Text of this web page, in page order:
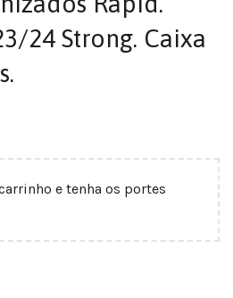
24 Strong. Caixa
e tenha os portes